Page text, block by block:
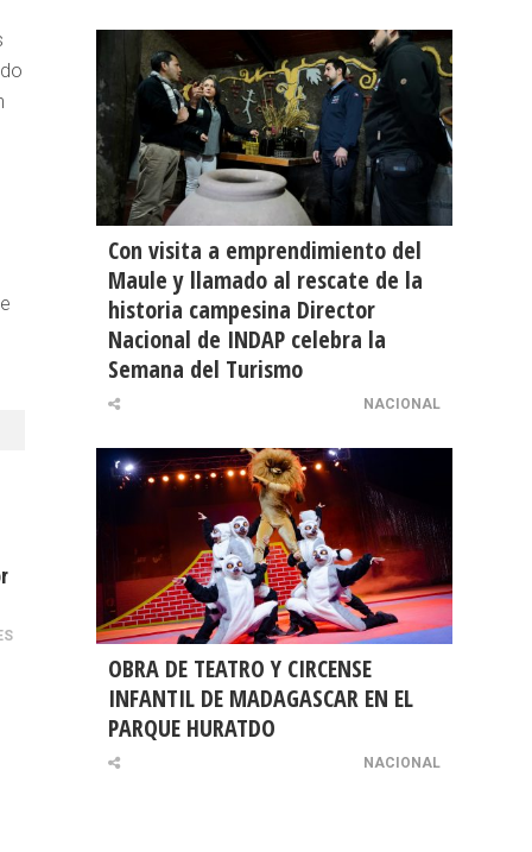
Con visita a emprendimiento del
Maule y llamado al rescate de la
historia campesina Director
Nacional de INDAP celebra la
Semana del Turismo
NACIONAL
OBRA DE TEATRO Y CIRCENSE
INFANTIL DE MADAGASCAR EN EL
PARQUE HURATDO
NACIONAL